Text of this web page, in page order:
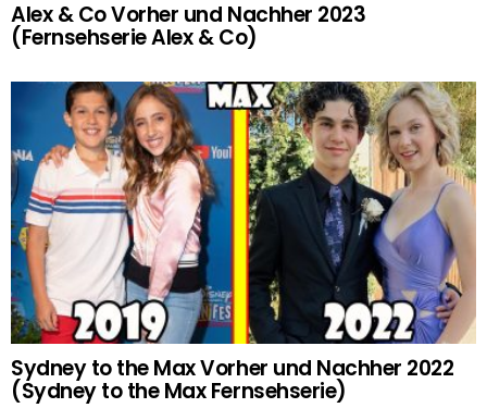
Alex & Co Vorher und Nachher 2023
(Fernsehserie Alex & Co)
Sydney to the Max Vorher und Nachher 2022
(Sydney to the Max Fernsehserie)